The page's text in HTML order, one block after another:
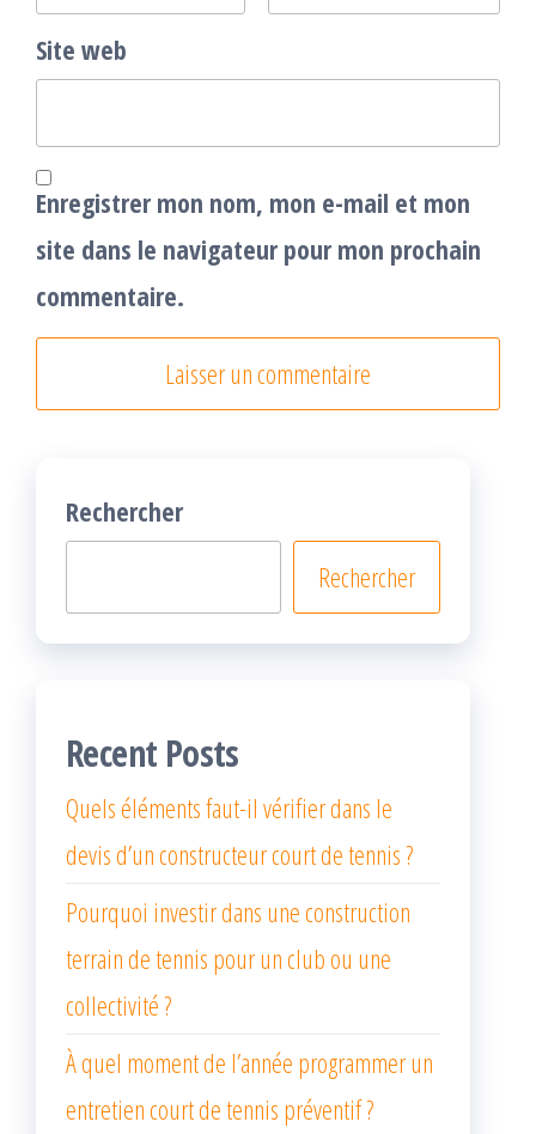
Site web
Enregistrer mon nom, mon e-mail et mon
site dans le navigateur pour mon prochain
commentaire.
Rechercher
Rechercher
Recent Posts
Quels éléments faut-il vérifier dans le
devis d’un constructeur court de tennis ?
Pourquoi investir dans une construction
terrain de tennis pour un club ou une
collectivité ?
À quel moment de l’année programmer un
entretien court de tennis préventif ?